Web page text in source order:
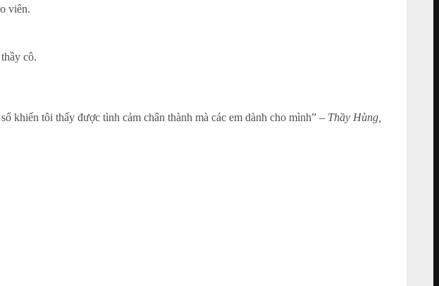
viên.
cô.
khiến tôi thấy được tình cảm chân thành mà các em dành cho mình” – Thầy Hùng,